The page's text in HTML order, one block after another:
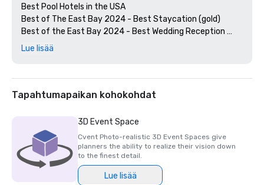
Best Pool Hotels in the USA
Best of The East Bay 2024 - Best Staycation (gold)
Best of the East Bay 2024 - Best Wedding Reception
Venue (gold)
Diners' Choice 2024 Limewood Bar & Restaurant
Diners' Choice 2024 Claremont Lobby Bar
15 Best Spas in the Greater Bay Area
2nd Best Hotel In Northern CA
23rd Best Hotel in The World
Best Hotels in Berkeley, CA
Best Fairmont Hotels & Resorts in the US
2025 Forbes Travel Guide Start Award Winners
Lue lisää
Tapahtumapaikan kohokohdat
3D Event Space
Cvent Photo-realistic 3D Event Spaces give
planners the ability to realize their vision down
to the finest detail.
Lue lisää